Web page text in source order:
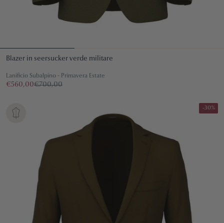
Blazer in seersucker verde militare
Lanificio Subalpino - Primavera Estate
€560,00€700,00
-30%